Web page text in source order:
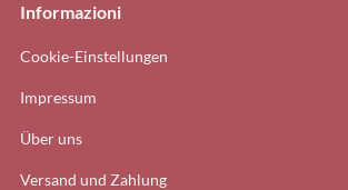
Informazioni
Cookie-Einstellungen
Impressum
Über uns
Versand und Zahlung